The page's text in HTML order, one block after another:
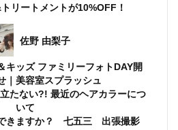
リートメントが10%OFF！
佐野 由梨子
キッズ ファミリーフォトDAY開
｜美容室スプラッシュ
たない?! 最近のヘアカラーにつ
いて
きますか？ 七五三 出張撮影